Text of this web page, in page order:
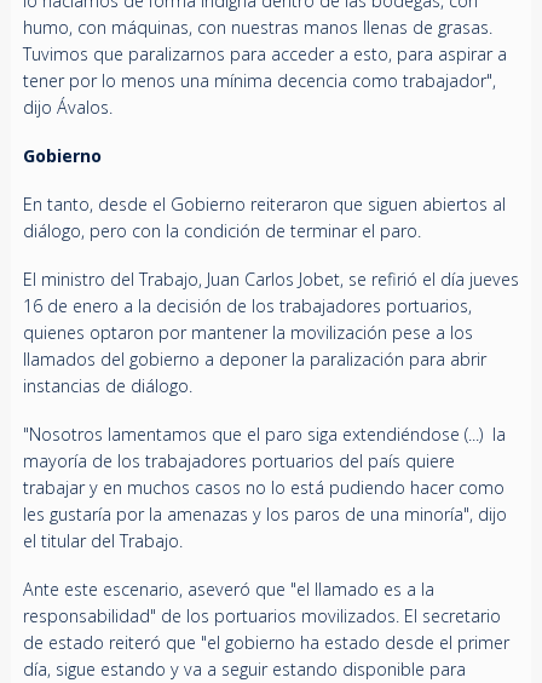
humo, con máquinas, con nuestras manos llenas de grasas.
Tuvimos que paralizarnos para acceder a esto, para aspirar a
tener por lo menos una mínima decencia como trabajador",
dijo Ávalos.
Gobierno
En tanto, desde el Gobierno reiteraron que siguen abiertos al
diálogo, pero con la condición de terminar el paro.
El ministro del Trabajo, Juan Carlos Jobet, se refirió el día jueves
16 de enero a la decisión de los trabajadores portuarios,
quienes optaron por mantener la movilización pese a los
llamados del gobierno a deponer la paralización para abrir
instancias de diálogo.
"Nosotros lamentamos que el paro siga extendiéndose (...) la
mayoría de los trabajadores portuarios del país quiere
trabajar y en muchos casos no lo está pudiendo hacer como
les gustaría por la amenazas y los paros de una minoría", dijo
el titular del Trabajo.
Ante este escenario, aseveró que "el llamado es a la
responsabilidad" de los portuarios movilizados. El secretario
de estado reiteró que "el gobierno ha estado desde el primer
día, sigue estando y va a seguir estando disponible para